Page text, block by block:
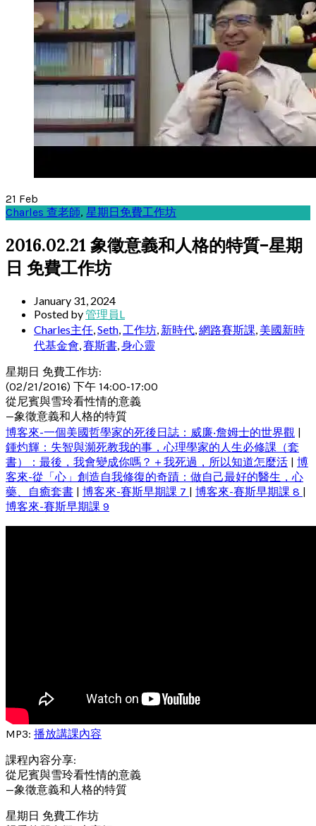
21 Feb
Charles 查老師, 星期日免費工作坊
2016.02.21 象徵意義和人格的特質–星期
日 免費工作坊
January 31, 2024
Posted by管理員L
Charles主任,Seth, 工作坊, 新時代,網路賽斯課, 美國新時
代基金會,賽斯書,身心靈
星期日 免費工作坊:
(02/21/2016) 下午 14:00-17:00
從尼賓與雪玲看性情的意義
—象徵意義和人格的特質
博客來-一個美國哲學家的死後日誌：威廉‧詹姆士的世界觀
鍾灼輝：失智與瀕死教我的事，心理學家的人生必修課（套
書）：最後，我會變成你嗎？＋我死過，所以知道怎麼活
博
客來-從「心」創造自我修復的奇蹟：做自己最好的醫生，心
藥、自癒套書
博客來-賽斯早期課 7 博客來-賽斯早期課 8
博客來-賽斯早期課 9
MP3: 播放講課內容
課程內容分享:
從尼賓與雪玲看性情的意義
—象徵意義和人格的特質
星期日 免費工作坊